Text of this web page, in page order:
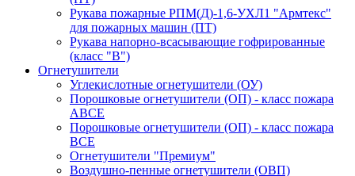
Рукава пожарные РПМ(Д)-1,6-УХЛ1 "Армтекс"
для пожарных машин (ПТ)
Рукава напорно-всасывающие гофрированные
(класс "В")
Огнетушители
Углекислотные огнетушители (ОУ)
Порошковые огнетушители (ОП) - класс пожара
АВСЕ
Порошковые огнетушители (ОП) - класс пожара
ВСЕ
Огнетушители "Премиум"
Воздушно-пенные огнетушители (ОВП)